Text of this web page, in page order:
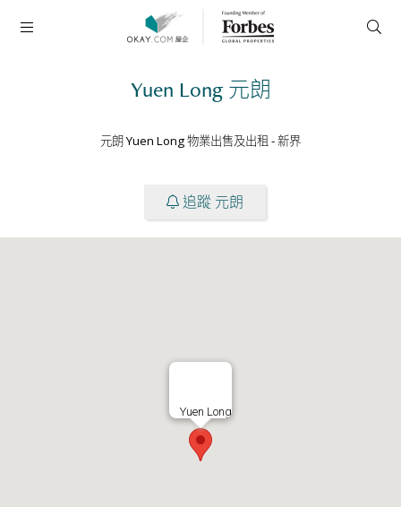
Yuen Long 元朗
元朗 Yuen Long 物業出售及出租 -新界
追蹤 元朗
Yuen Long